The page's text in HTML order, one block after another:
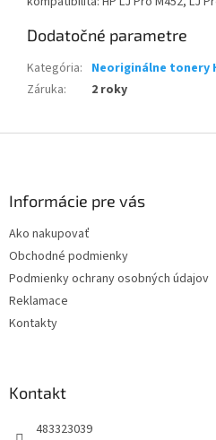
Dodatočné parametre
Kategória: Neoriginálne tonery
Záruka: 2 roky
Informácie pre vás
Ako nakupovať
Obchodné podmienky
Podmienky ochrany osobných údajov
Reklamace
Kontakty
Kontakt
483323039